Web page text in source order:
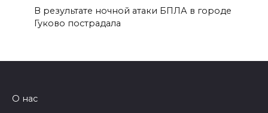
В результате ночной атаки БПЛА в городе
Гуково пострадала
О нас